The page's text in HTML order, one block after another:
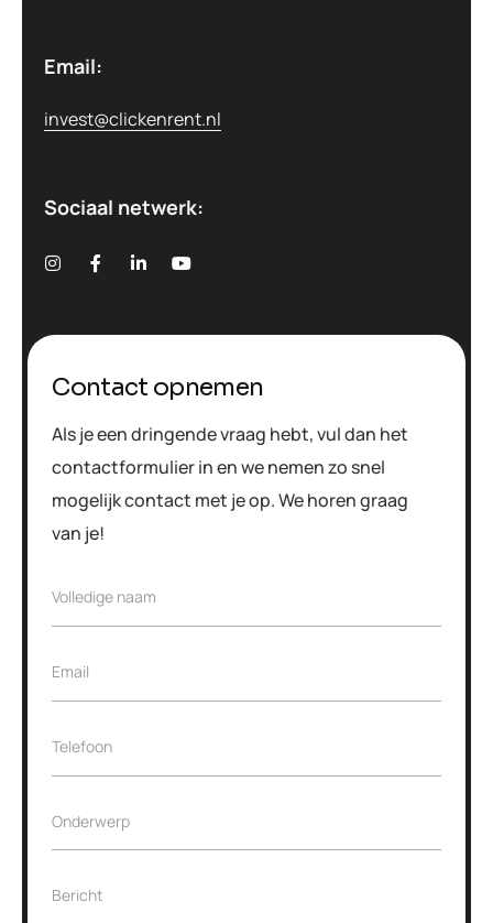
Email:
invest@clickenrent.nl
Sociaal netwerk:
Contact opnemen
Als je een dringende vraag hebt, vul dan het
contactformulier in en we nemen zo snel
mogelijk contact met je op. We horen graag
van je!
V
e
d
g
n
a
m
Volledige naam
E
l
*
Email
T
f
o
n
Telefoon
O
r
Onderwerp
B
Bericht